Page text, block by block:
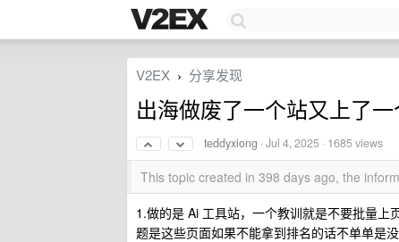
V2EX › 分享发现
出海做废了一个站又上了
teddyxiong ·Jul 4, 2025 · 1685 views
This topic created in 398 days ago, the
1.做的是 Ai 工具站，一个教训就是不要批量
题是这些页面如果不能拿到排名的话不单单是